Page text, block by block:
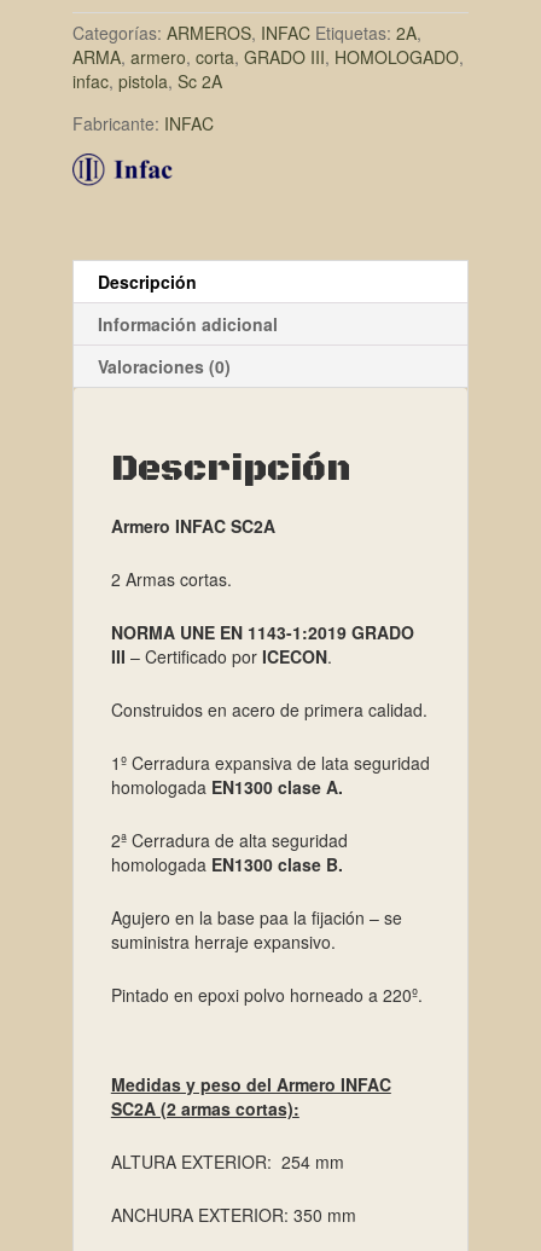
Categorías: ARMEROS, INFAC Etiquetas: 2A,
ARMA, armero, corta, GRADO III, HOMOLOGADO,
infac, pistola, Sc 2A
Fabricante: INFAC
Descripción
Información adicional
Valoraciones (0)
Descripción
Armero INFAC SC2A
2 Armas cortas.
NORMA UNE EN 1143-1:2019 GRADO
III – Certificado por ICECON.
Construidos en acero de primera calidad.
1º Cerradura expansiva de lata seguridad
homologada EN1300 clase A.
2ª Cerradura de alta seguridad
homologada EN1300 clase B.
Agujero en la base paa la fijación – se
suministra herraje expansivo.
Pintado en epoxi polvo horneado a 220º.
Medidas y peso del Armero INFAC
SC2A (2 armas cortas):
ALTURA EXTERIOR: 254 mm
ANCHURA EXTERIOR: 350 mm